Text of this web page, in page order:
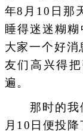
年8月10日那
睡得迷迷糊
大家一个好
友们高兴得
遍。
那时的我们
月10日便投